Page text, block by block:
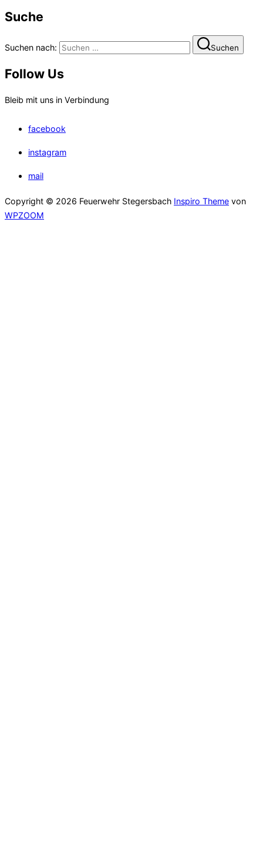
Suche
Suchen nach: Suchen
Follow Us
Bleib mit uns in Verbindung
facebook
instagram
mail
Copyright © 2026 Feuerwehr Stegersbach Inspiro Theme von
WPZOOM